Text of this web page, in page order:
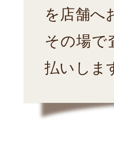
を店舗へ
その場で
払いしま